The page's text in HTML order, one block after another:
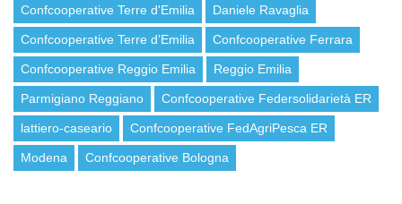
Confcooperative Terre d'Emilia Daniele Ravaglia
Confcooperative Terre d’Emilia Confcooperative Ferrara
Confcooperative Reggio Emilia Reggio Emilia
Parmigiano Reggiano Confcooperative Federsolidarietà ER
lattiero-caseario Confcooperative FedAgriPesca ER
Modena Confcooperative Bologna